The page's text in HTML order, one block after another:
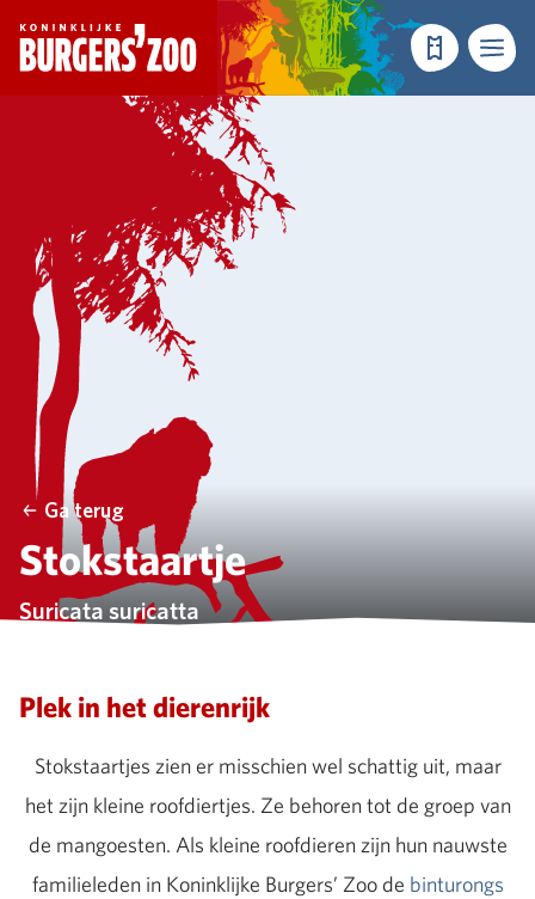
- Homepagina
TicketsMenu
Ga terug
Stokstaartje
Suricata suricatta
Plek in het dierenrijk
Stokstaartjes zien er misschien wel schattig uit, maar
het zijn kleine roofdiertjes. Ze behoren tot de groep van
de mangoesten. Als kleine roofdieren zijn hun nauwste
familieleden in Koninklijke Burgers’ Zoo de binturongs